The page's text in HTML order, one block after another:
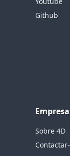
Github
Empresa
Sobre 4D